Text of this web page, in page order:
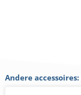
Andere accessoires: